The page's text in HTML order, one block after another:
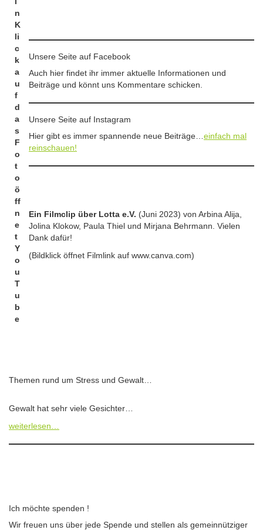
y
r
n
t
n
e
s
h
d
“
n
K
li
c
k
a
u
f
d
a
s
F
o
t
o
ö
ff
n
e
t
Y
o
u
T
u
b
e
Unsere Seite auf Facebook
Auch hier findet ihr immer aktuelle Informationen und
Beiträge und könnt uns Kommentare schicken.
Unsere Seite auf Instagram
Hier gibt es immer spannende neue Beiträge… einfach mal
reinschauen!
Ein Filmclip über Lotta e.V. (Juni 2023) von Arbina Alija,
Jolina Klokow, Paula Thiel und Mirjana Behrmann. Vielen
Dank dafür!
(Bildklick öffnet Filmlink auf www.canva.com)
Themen rund um Stress und Gewalt…
Gewalt hat sehr viele Gesichter…
weiterlesen…
Ich möchte spenden !
Wir freuen uns über jede Spende und stellen als gemeinnütziger